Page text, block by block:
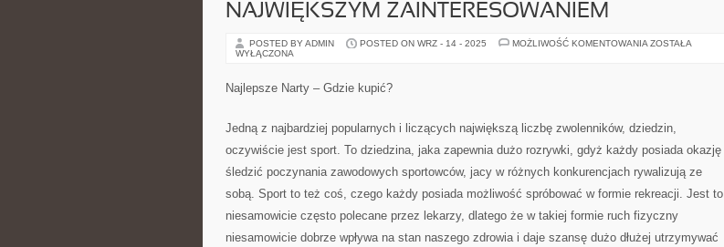
NAJWIĘKSZYM ZAINTERESOWANIEM
POSTED BY ADMIN POSTED ON WRZ - 14 - 2025 MOŻLIWOŚĆ KOMENTOWANIA SPORT,
ZOSTAŁA
WYŁĄCZONA
Najlepsze Narty – Gdzie kupić?
Jedną z najbardziej popularnych i liczących największą liczbę zwolenników, dziedzin,
oczywiście jest sport. To dziedzina, jaka zapewnia dużo rozrywki, gdyż każdy posiada okazję
śledzić poczynania zawodowych sportowców, jacy w różnych konkurencjach rywalizują ze
sobą. Sport to też coś, czego każdy posiada możliwość spróbować w formie rekreacji. Jest to
niesamowicie często polecane przez lekarzy, dlatego że w takiej formie ruch fizyczny
niesamowicie dobrze wpływa na stan naszego zdrowia i daje szansę dużo dłużej utrzymywać